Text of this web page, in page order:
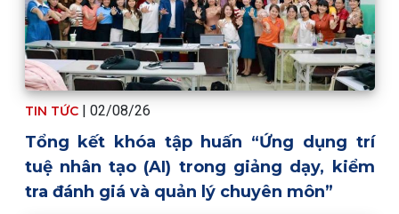
TIN TỨC | 02/08/26
Tổng kết khóa tập huấn “Ứng dụng trí
tuệ nhân tạo (AI) trong giảng dạy, kiểm
tra đánh giá và quản lý chuyên môn”